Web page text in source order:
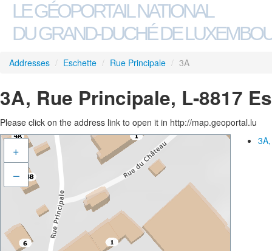
LE GÉOPORTAIL NATIONAL
DU GRAND-DUCHÉ DE
Addresses / Eschette / Rue Principale / 3A
3A, Rue Principale, L-8817
Please click on the address link to open it in http://map.geoportal.lu
+
–